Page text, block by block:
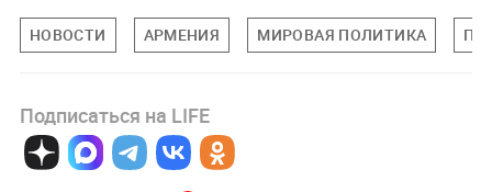
НОВОСТИ АРМЕНИЯ МИРОВАЯ ПОЛИТИКА
Подписаться на LIFE